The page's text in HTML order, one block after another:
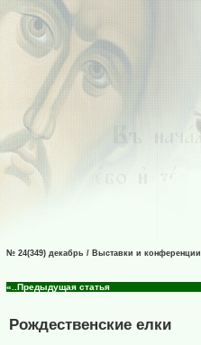
№ 24(349) декабрь / Выставки и конференции
«..Предыдущая статья
Рождественские елки